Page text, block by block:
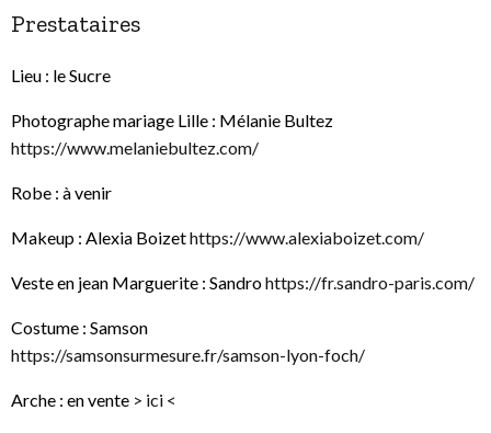
Prestataires
Lieu : le Sucre
Photographe mariage Lille : Mélanie Bultez
https://www.melaniebultez.com/
Robe : à venir
Makeup : Alexia Boizethttps://www.alexiaboizet.com/
Veste en jean Marguerite : Sandrohttps://fr.sandro-paris.com/
Costume : Samson
https://samsonsurmesure.fr/samson-lyon-foch/
Arche : en vente > ici <